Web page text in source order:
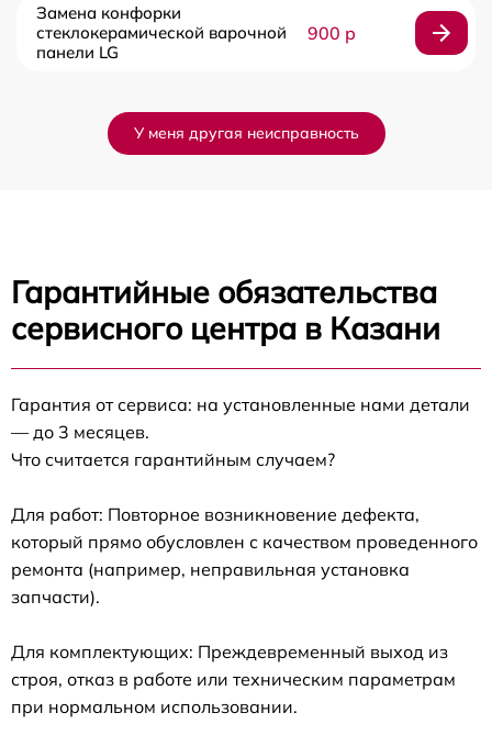
Замена конфорки
стеклокерамической варочной
панели LG
900 р
У меня другая неисправность
Гарантийные обязательства
сервисного центра в Казани
Гарантия от сервиса: на установленные нами детали
— до 3 месяцев.
Что считается гарантийным случаем?
Для работ: Повторное возникновение дефекта,
который прямо обусловлен с качеством проведенного
ремонта (например, неправильная установка
запчасти).
Для комплектующих: Преждевременный выход из
строя, отказ в работе или техническим параметрам
при нормальном использовании.